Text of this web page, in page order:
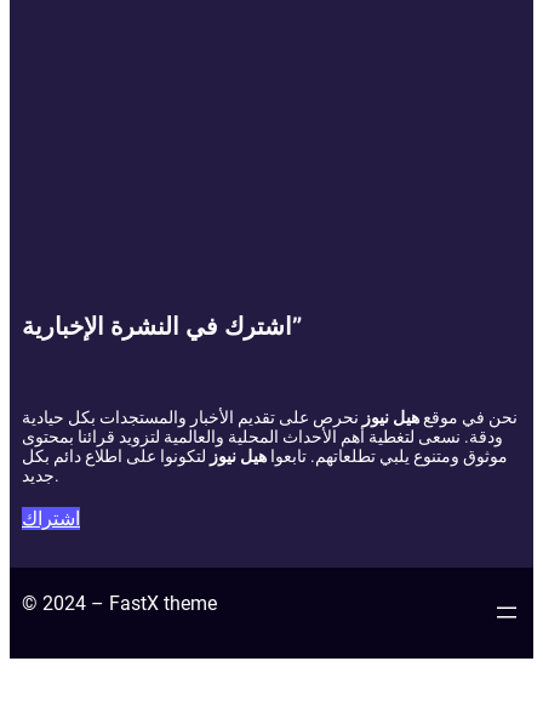
اشترك في النشرة الإخبارية”
نحن في موقع هيل نيوز نحرص على تقديم الأخبار والمستجدات بكل حيادية
ودقة. نسعى لتغطية أهم الأحداث المحلية والعالمية لتزويد قرائنا بمحتوى
موثوق ومتنوع يلبي تطلعاتهم. تابعوا هيل نيوز لتكونوا على اطلاع دائم بكل
جديد.
اشتراك
© 2024 – FastX theme